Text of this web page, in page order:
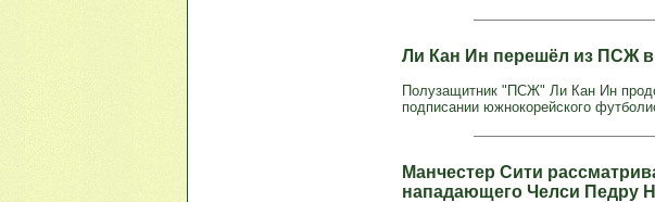
Ли Кан Ин перешёл из ПСЖ в
Полузащитник "ПСЖ" Ли Кан Ин
подписании южнокорейского
Манчестер Сити
нападающего Челси Педру